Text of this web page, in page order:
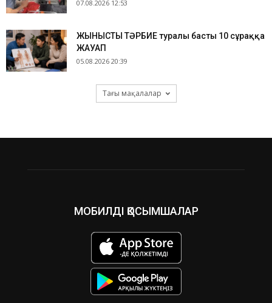
07.08.2026 12:53
ЖЫНЫСТЫҚ ТӘРБИЕ туралы басты 10 сұраққа
ЖАУАП
05.08.2026 20:39
Тағы мақалалар
МОБИЛДІ ҚОСЫМШАЛАР